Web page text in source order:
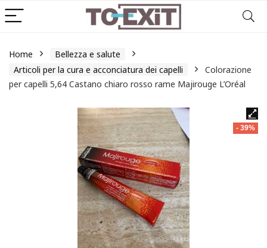
Home
Bellezza e salute
Articoli per la cura e acconciatura dei capelli
Colorazione
per capelli 5,64 Castano chiaro rosso rame Majirouge L’Oréal
- 39%